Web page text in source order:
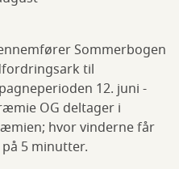
Sommerbogen
til
12. juni -
OG deltager i
hvor vinderne får
5 minutter.